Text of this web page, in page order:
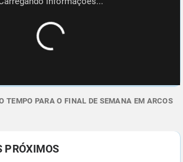
TEMPO PARA O FINAL DE SEMANA EM ARCOS
PRÓXIMOS